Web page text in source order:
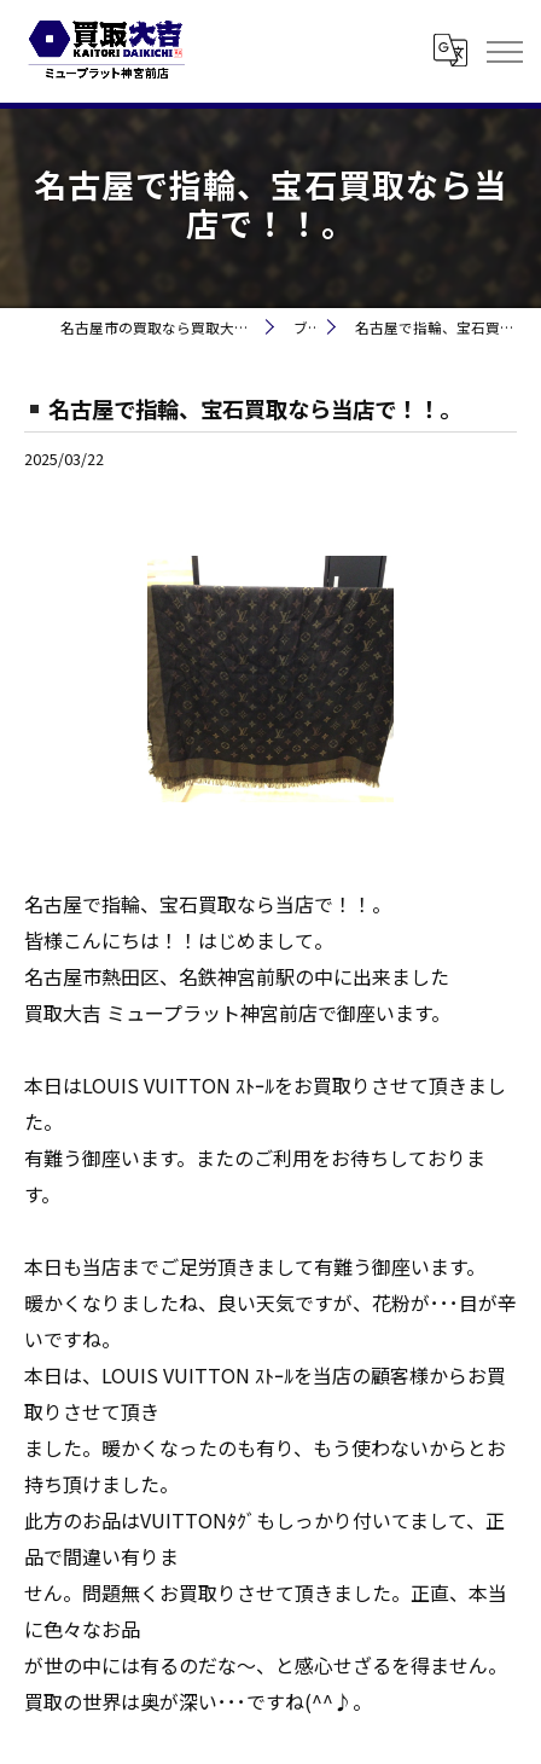
名古屋で指輪、宝石買取なら当
店で！！。
名古屋市の買取なら買取大吉 ミュープラット神宮前 ブログ 名古屋で指輪、宝石買取なら当店で！！。
名古屋で指輪、宝石買取なら当店で！！。
2025/03/22
名古屋で指輪、宝石買取なら当店で！！。
皆様こんにちは！！はじめまして。
名古屋市熱田区、名鉄神宮前駅の中に出来ました
買取大吉 ミュープラット神宮前店で御座います。
本日はLOUIS VUITTON ｽﾄｰﾙをお買取りさせて頂きまし
た。
有難う御座います。またのご利用をお待ちしておりま
す。
本日も当店までご足労頂きまして有難う御座います。
暖かくなりましたね、良い天気ですが、花粉が･･･目が辛
いですね。
本日は、LOUIS VUITTON ｽﾄｰﾙを当店の顧客様からお買
取りさせて頂き
ました。暖かくなったのも有り、もう使わないからとお
持ち頂けました。
此方のお品はVUITTONﾀｸﾞもしっかり付いてまして、正
品で間違い有りま
せん。問題無くお買取りさせて頂きました。正直、本当
に色々なお品
が世の中には有るのだな～、と感心せざるを得ません。
買取の世界は奥が深い･･･ですね(^^♪。